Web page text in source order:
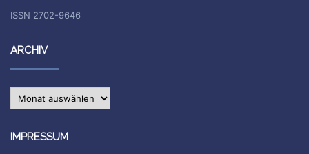
ISSN 2702-9646
ARCHIV
Archiv
IMPRESSUM